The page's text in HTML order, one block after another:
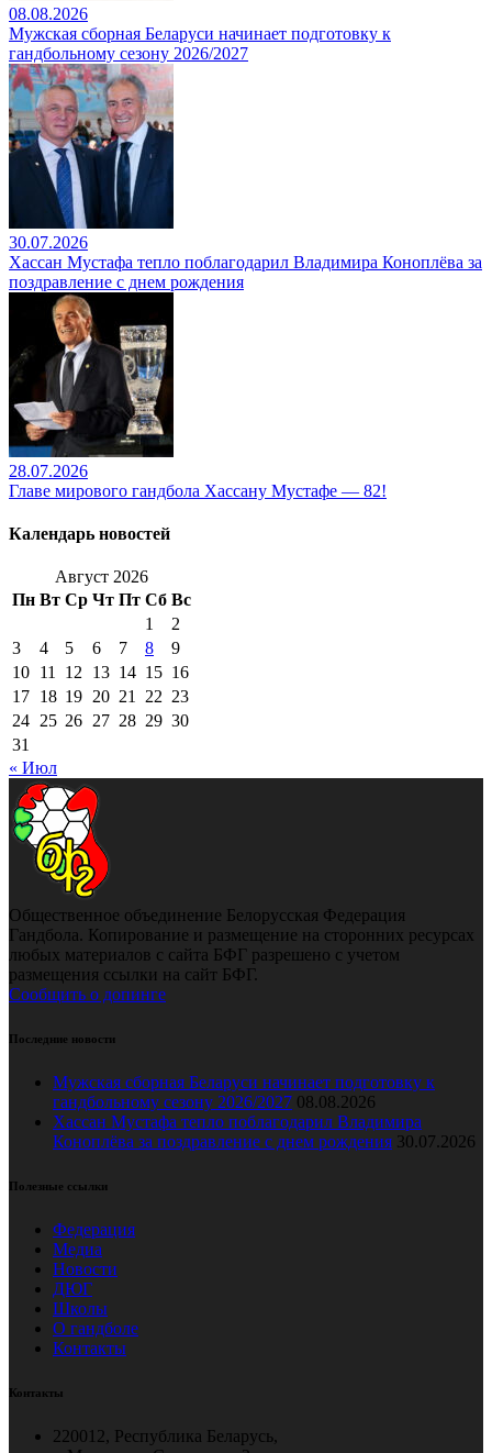
08.08.2026
Мужская сборная Беларуси начинает подготовку к
гандбольному сезону 2026/2027
30.07.2026
Хассан Мустафа тепло поблагодарил Владимира Коноплёва за
поздравление с днем рождения
28.07.2026
Главе мирового гандбола Хассану Мустафе — 82!
Календарь новостей
Август 2026
Пн Вт Ср Чт Пт Сб Вс
1
2
3
4 5 6 7 8
9
10 11 12 13 14 15 16
17 18 19 20 21 22 23
24 25 26 27 28 29 30
31
« Июл
Общественное объединение Белорусская Федерация
Гандбола. Копирование и размещение на сторонних ресурсах
любых материалов с сайта БФГ разрешено с учетом
размещения ссылки на сайт БФГ.
Сообщить о допинге
Последние новости
Мужская сборная Беларуси начинает подготовку к
гандбольному сезону 2026/2027 08.08.2026
Хассан Мустафа тепло поблагодарил Владимира
Коноплёва за поздравление с днем рождения 30.07.2026
Полезные ссылки
Федерация
Медиа
Новости
ДЮГ
Школы
О гандболе
Контакты
Контакты
220012, Республика Беларусь,